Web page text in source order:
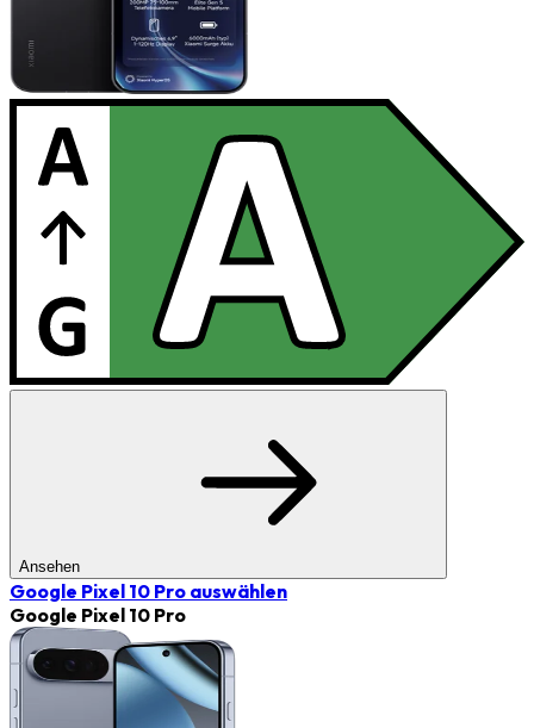
Ansehen
Google Pixel 10 Pro auswählen
Google Pixel 10 Pro